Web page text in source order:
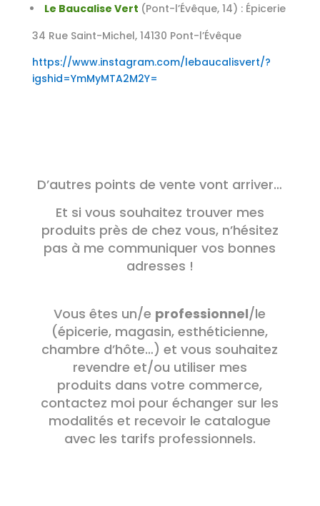
Le Baucalise Vert (Pont-l’Évêque, 14) : Épicerie
34 Rue Saint-Michel, 14130 Pont-l’Évêque
https://www.instagram.com/lebaucalisvert/?
igshid=YmMyMTA2M2Y=
D’autres points de vente vont arriver…
Et si vous souhaitez trouver mes
produits près de chez vous, n’hésitez
pas à me communiquer vos bonnes
adresses !
Vous êtes un/e professionnel/le
(épicerie, magasin, esthéticienne,
chambre d’hôte…) et vous souhaitez
revendre et/ou utiliser mes
produits dans votre commerce,
contactez moi pour échanger sur les
modalités et recevoir le catalogue
avec les tarifs professionnels.